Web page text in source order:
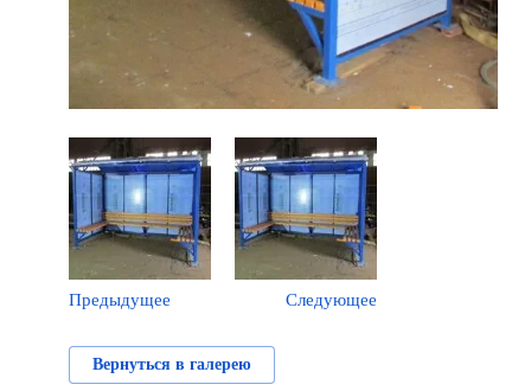
Предыдущее Следующее
Вернуться в галерею